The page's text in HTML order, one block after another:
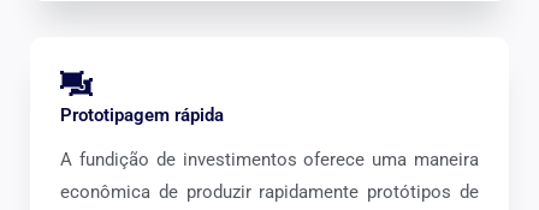
Prototipagem rápida
A fundição de investimentos oferece uma maneira
econômica de produzir rapidamente protótipos de